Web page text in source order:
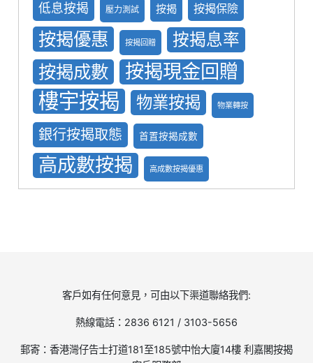
低息按揭 壓力測試 按揭 按揭保險
按揭優惠 按揭回贈 按揭息率
按揭成數 按揭現金回贈
樓宇按揭 物業按揭 物業轉按
銀行按揭取態 首置按揭成數
高成數按揭 高成數按揭優惠
客戶如有任何意見，可由以下渠道聯絡我們:
熱線電話：2836 6121 / 3103-5656
郵寄：香港灣仔告士打道181至185號中怡大廈14樓 利嘉閣按揭